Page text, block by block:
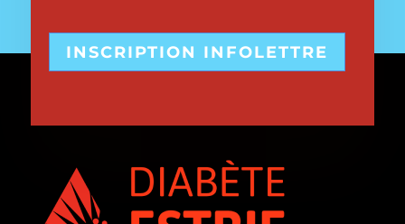
INSCRIPTION INFOLETTRE